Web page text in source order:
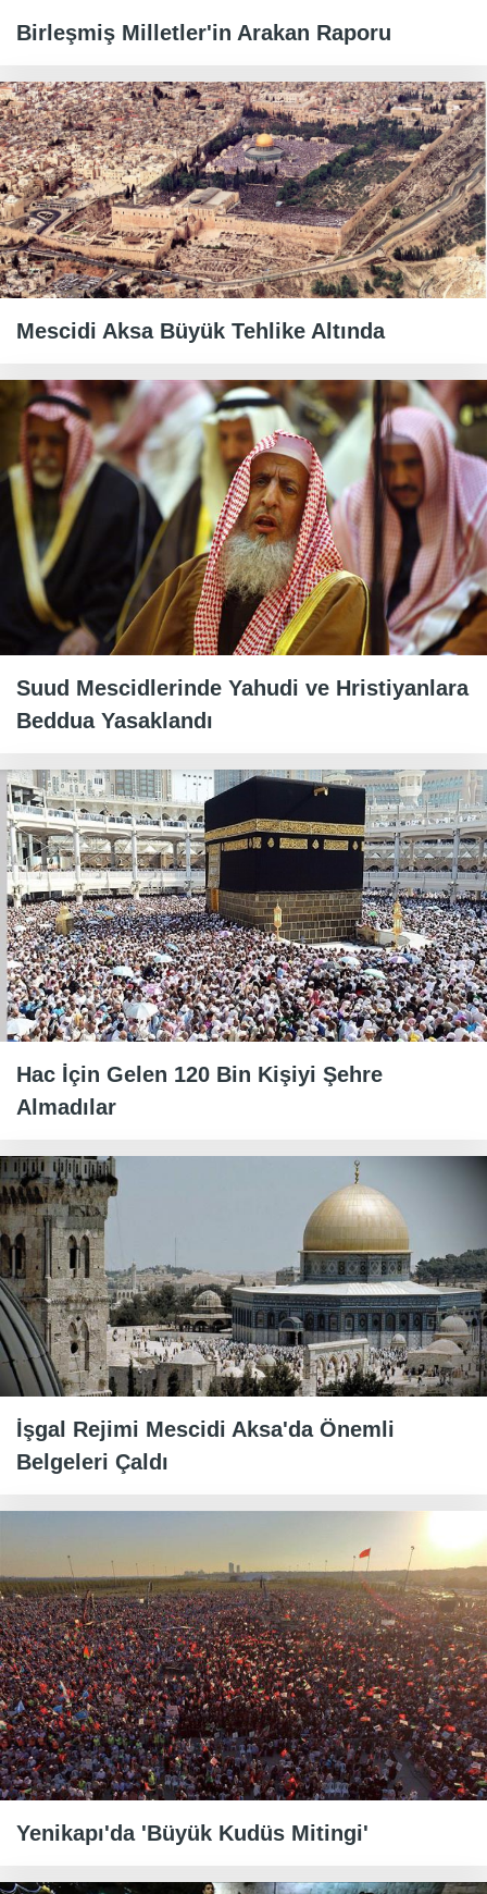
Birleşmiş Milletler'in Arakan Raporu
Mescidi Aksa Büyük Tehlike Altında
Suud Mescidlerinde Yahudi ve Hristiyanlara
Beddua Yasaklandı
Hac İçin Gelen 120 Bin Kişiyi Şehre
Almadılar
İşgal Rejimi Mescidi Aksa'da Önemli
Belgeleri Çaldı
Yenikapı'da 'Büyük Kudüs Mitingi'